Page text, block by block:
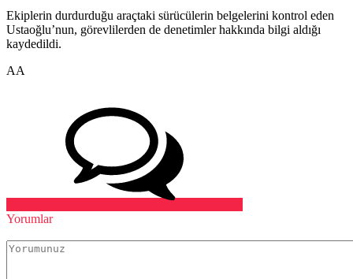
Ekiplerin durdurduğu araçtaki sürücülerin belgelerini kontrol eden
Ustaoğlu’nun, görevlilerden de denetimler hakkında bilgi aldığı
kaydedildi.
AA
Yorumlar